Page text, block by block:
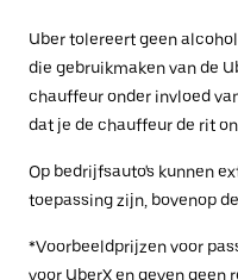
Uber tolereert geen
die gebruikmaken van de
chauffeur onder invloed
dat je de chauffeur de rit
Op bedrijfsauto's kunnen
toepassing zijn, bovenop
*Voorbeeldprijzen voor
voor UberX en geven geen